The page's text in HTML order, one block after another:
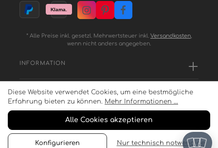
* Alle Preise inkl. gesetzl. Mehrwertsteuer inkl. Versandkosten,
wenn nicht anders angegeben.
INFORMATION
SERVICE
Diese Website verwendet Cookies, um eine bestmögliche
Erfahrung bieten zu können. Mehr Informationen ...
Alle Cookies akzeptieren
Konfigurieren Nur technisch notwendige